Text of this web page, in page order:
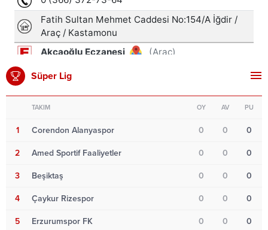
Süper Lig
TAKIM OY AV PU
1 Corendon Alanyaspor 0 0 0
2 Amed Sportif Faaliyetler 0 0 0
3 Beşiktaş 0 0 0
4 Çaykur Rizespor 0 0 0
5 Erzurumspor FK 0 0 0